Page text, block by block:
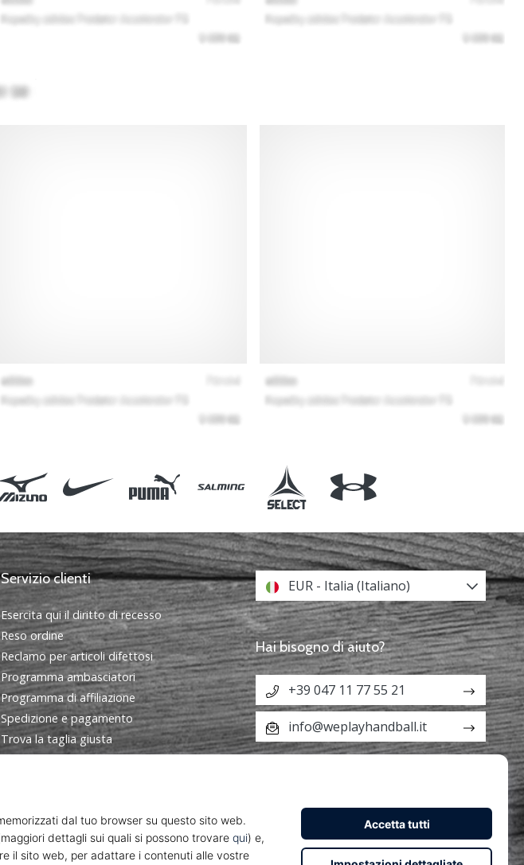
Servizio clienti
Esercita qui il diritto di recesso
Reso ordine
Reclamo per articoli difettosi
Programma ambasciatori
Programma di affiliazione
Spedizione e pagamento
Trova la taglia giusta
EUR - Italia (Italiano)
Hai bisogno di aiuto?
+39 047 11 77 55 21
info@weplayhandball.it